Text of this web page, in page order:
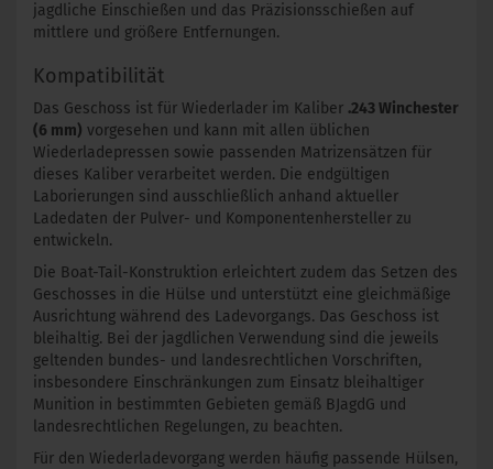
jagdliche Einschießen und das Präzisionsschießen auf
mittlere und größere Entfernungen.
Kompatibilität
Das Geschoss ist für Wiederlader im Kaliber .243 Winchester
(6 mm) vorgesehen und kann mit allen üblichen
Wiederladepressen sowie passenden Matrizensätzen für
dieses Kaliber verarbeitet werden. Die endgültigen
Laborierungen sind ausschließlich anhand aktueller
Ladedaten der Pulver- und Komponentenhersteller zu
entwickeln.
Die Boat-Tail-Konstruktion erleichtert zudem das Setzen des
Geschosses in die Hülse und unterstützt eine gleichmäßige
Ausrichtung während des Ladevorgangs. Das Geschoss ist
bleihaltig. Bei der jagdlichen Verwendung sind die jeweils
geltenden bundes- und landesrechtlichen Vorschriften,
insbesondere Einschränkungen zum Einsatz bleihaltiger
Munition in bestimmten Gebieten gemäß BJagdG und
landesrechtlichen Regelungen, zu beachten.
Für den Wiederladevorgang werden häufig passende Hülsen,